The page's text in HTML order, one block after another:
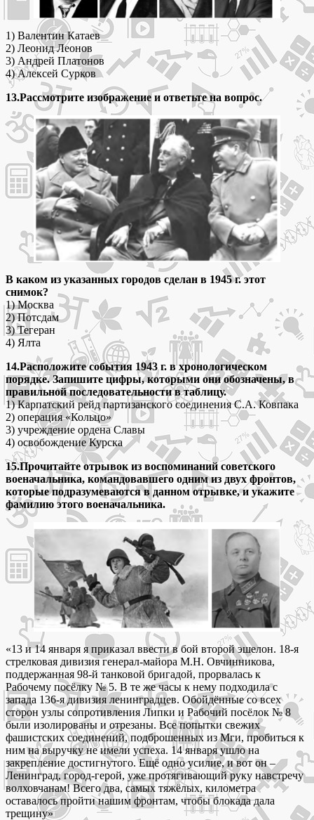
1) Валентин Катаев
2) Леонид Леонов
3) Андрей Платонов
4) Алексей Сурков
13.Рассмотрите изображение и ответьте на вопрос.
В каком из указанных городов сделан в 1945 г. этот
снимок?
1) Москва
2) Потсдам
3) Тегеран
4) Ялта
14.Расположите события 1943 г. в хронологическом
порядке. Запишите цифры, которыми они обозначены, в
правильной последовательности в таблицу.
1) Карпатский рейд партизанского соединения С.А. Ковпака
2) операция «Кольцо»
3) учреждение ордена Славы
4) освобождение Курска
15.Прочитайте отрывок из воспоминаний советского
военачальника, командовавшего одним из двух фронтов,
которые подразумеваются в данном отрывке, и укажите
фамилию этого военачальника.
«13 и 14 января я приказал ввести в бой второй эшелон. 18-я
стрелковая дивизия генерал-майора М.Н. Овчинникова,
поддержанная 98-й танковой бригадой, прорвалась к
Рабочему посёлку № 5. В те же часы к нему подходила с
запада 136-я дивизия ленинградцев. Обойдённые со всех
сторон узлы сопротивления Липки и Рабочий посёлок № 8
были изолированы и отрезаны. Все попытки свежих
фашистских соединений, подброшенных из Мги, пробиться к
ним на выручку не имели успеха. 14 января ушло на
закрепление достигнутого. Ещё одно усилие, и вот он –
Ленинград, город-герой, уже протягивающий руку навстречу
волховчанам! Всего два, самых тяжёлых, километра
оставалось пройти нашим фронтам, чтобы блокада дала
трещину»